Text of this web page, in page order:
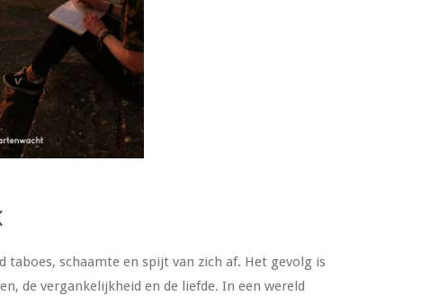
taboes, schaamte en spijt van zich af. Het gevolg is
de vergankelijkheid en de liefde. In een wereld